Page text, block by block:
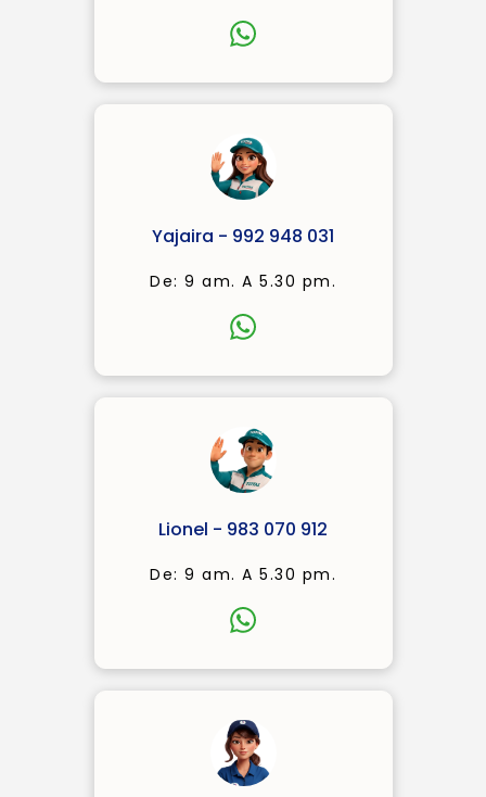
Yajaira - 992 948 031
De: 9 am. A 5.30 pm.
Lionel - 983 070 912
De: 9 am. A 5.30 pm.